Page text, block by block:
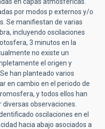
por modos p externos y/o
Se manifiestan de varias
incluyendo oscilaciones
3 minutos en la
no existe un
el origen y
han planteado varios
en cambio en el periodo de
y todos ellos han
observaciones.
oscilaciones en el
hacia abajo asociados a